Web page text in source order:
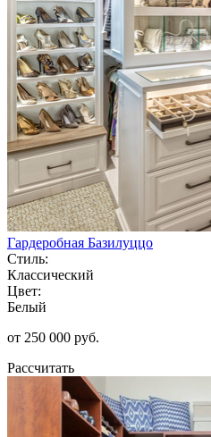
Гардеробная Базилуццо
Стиль:
Классический
Цвет:
Белый
от 250 000 руб.
Рассчитать